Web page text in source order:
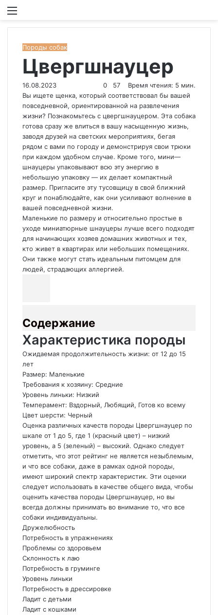
Породы собак
Цвергшнауцер
16.08.2023 0 57
Время чтения: 5 мин.
Вы ищете щенка, который соответствовал бы вашей
повседневной, ориентированной на развлечения
жизни? Познакомьтесь с цвергшнауцером. Эта собака
готова сразу же влиться в вашу насыщенную жизнь,
заводя друзей на светских мероприятиях, бегая
рядом с вами по городу и демонстрируя свои трюки
при каждом удобном случае. Кроме того, мини—
шнауцеры упаковывают всю эту энергию в
небольшую упаковку — их делает компактный
размер. Пригласите эту тусовщицу в свой ближний
круг и понаблюдайте, как они усиливают волнение в
вашей повседневной жизни.
Маленькие по размеру и относительно простые в
уходе миниатюрные шнауцеры лучше всего подходят
для начинающих хозяев домашних животных и тех,
кто живет в квартирах или небольших помещениях.
Они также могут стать идеальным питомцем для
людей, страдающих аллергией.
Содержание
Характеристика породы
Ожидаемая продолжительность жизни: от 12 до 15
лет
Размер: Маленькие
Требования к хозяину: Средние
Уровень линьки: Низкий
Темперамент: Вздорный, Любящий, Готов ко всему
Цвет шерсти: Черный
Оценка различных качеств породы Цвергшнауцер по
шкале от 1 до 5, где 1 (красный цвет) – низкий
уровень, а 5 (зеленый) – высокий. Однако следует
отметить, что этот рейтинг не является незыблемым,
и что все собаки, даже в рамках одной породы,
имеют широкий спектр характеристик. Эти оценки
следует использовать в качестве общего вида, чтобы
оценить качества породы Цвергшнауцер, но вы
всегда должны принимать во внимание то, что все
собаки индивидуальны.
Дружелюбность
Потребность в упражнениях
Проблемы со здоровьем
Склонность к лаю
Потребность в груминге
Уровень линьки
Потребность в дрессировке
Ладит с детьми
Ладит с кошками